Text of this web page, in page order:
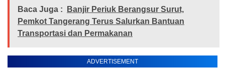
Baca Juga :
Banjir Periuk Berangsur Surut,
Pemkot Tangerang Terus Salurkan Bantuan
Transportasi dan Permakanan
ADVERTISEMENT